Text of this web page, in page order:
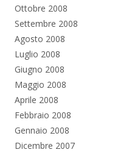
Ottobre 2008
Settembre 2008
Agosto 2008
Luglio 2008
Giugno 2008
Maggio 2008
Aprile 2008
Febbraio 2008
Gennaio 2008
Dicembre 2007